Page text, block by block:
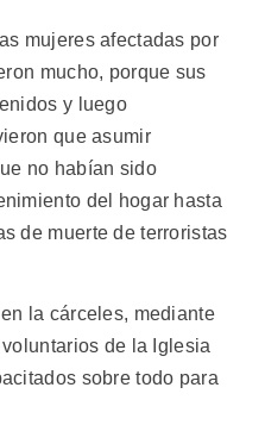
mujeres afectadas por
mucho, porque sus
y luego
que asumir
no habían sido
del hogar hasta
de muerte de terroristas
la cárceles, mediante
de la Iglesia
sobre todo para